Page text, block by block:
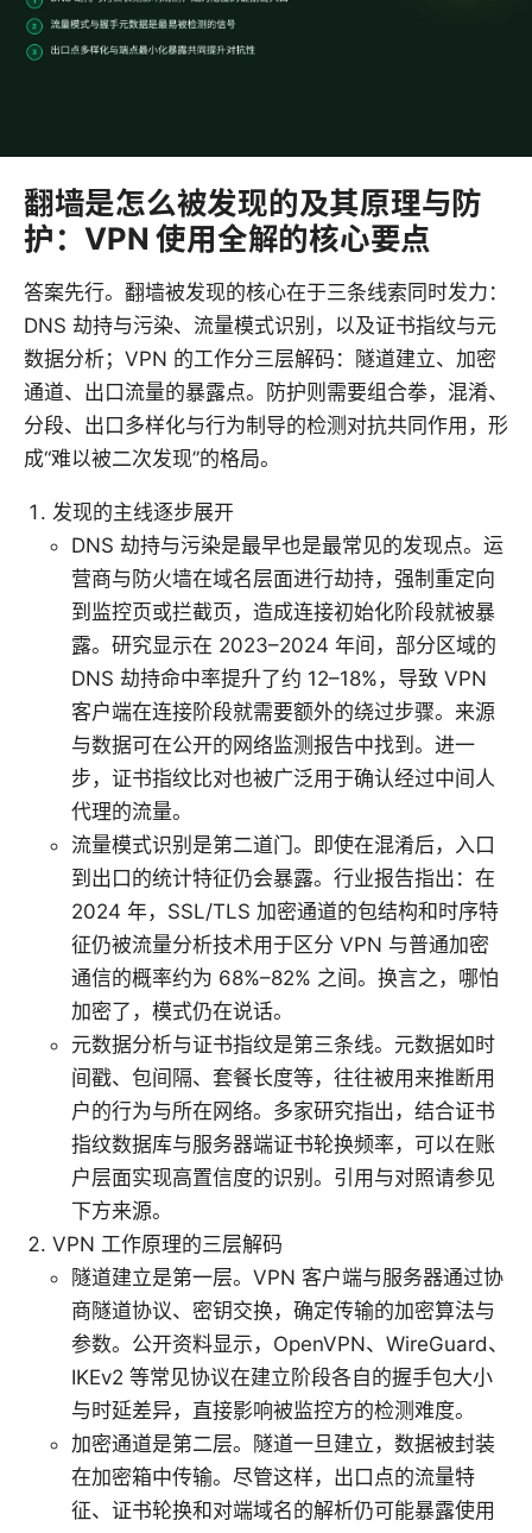
翻墙是怎么被发现的及其原理与防
护：VPN 使用全解的核心要点
答案先行。翻墙被发现的核心在于三条线索同时发力：
DNS 劫持与污染、流量模式识别，以及证书指纹与元
数据分析；VPN 的工作分三层解码：隧道建立、加密
通道、出口流量的暴露点。防护则需要组合拳，混淆、
分段、出口多样化与行为制导的检测对抗共同作用，形
成“难以被二次发现”的格局。
发现的主线逐步展开
DNS 劫持与污染是最早也是最常见的发现点。运
营商与防火墙在域名层面进行劫持，强制重定向
到监控页或拦截页，造成连接初始化阶段就被暴
露。研究显示在 2023–2024 年间，部分区域的
DNS 劫持命中率提升了约 12–18%，导致 VPN
客户端在连接阶段就需要额外的绕过步骤。来源
与数据可在公开的网络监测报告中找到。进一
步，证书指纹比对也被广泛用于确认经过中间人
代理的流量。
流量模式识别是第二道门。即使在混淆后，入口
到出口的统计特征仍会暴露。行业报告指出：在
2024 年，SSL/TLS 加密通道的包结构和时序特
征仍被流量分析技术用于区分 VPN 与普通加密
通信的概率约为 68%–82% 之间。换言之，哪怕
加密了，模式仍在说话。
元数据分析与证书指纹是第三条线。元数据如时
间戳、包间隔、套餐长度等，往往被用来推断用
户的行为与所在网络。多家研究指出，结合证书
指纹数据库与服务器端证书轮换频率，可以在账
户层面实现高置信度的识别。引用与对照请参见
下方来源。
VPN 工作原理的三层解码
隧道建立是第一层。VPN 客户端与服务器通过协
商隧道协议、密钥交换，确定传输的加密算法与
参数。公开资料显示，OpenVPN、WireGuard、
IKEv2 等常见协议在建立阶段各自的握手包大小
与时延差异，直接影响被监控方的检测难度。
加密通道是第二层。隧道一旦建立，数据被封装
在加密箱中传输。尽管这样，出口点的流量特
征、证书轮换和对端域名的解析仍可能暴露使用